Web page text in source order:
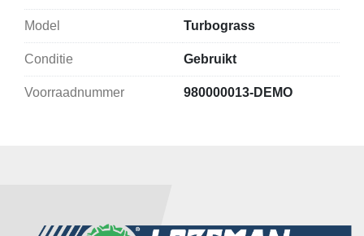
Model Turbograss
Conditie Gebruikt
Voorraadnummer 980000013-DEMO